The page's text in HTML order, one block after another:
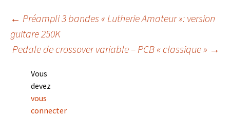
Navigation
des
articles
← Préampli 3 bandes « Lutherie Amateur »: version
guitare 250K
Pedale de crossover variable – PCB « classique » →
Vous
devez
vous
connecter